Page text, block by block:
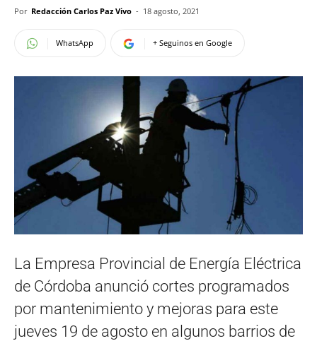
Por Redacción Carlos Paz Vivo - 18 agosto, 2021
WhatsApp + Seguinos en Google
La Empresa Provincial de Energía Eléctrica
de Córdoba anunció cortes programados
por mantenimiento y mejoras para este
jueves 19 de agosto en algunos barrios de